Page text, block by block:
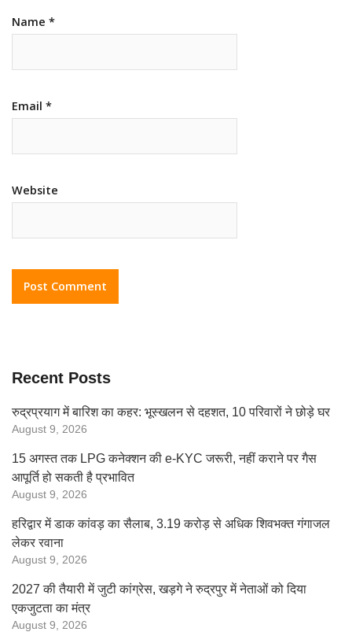
Name *
Email *
Website
Recent Posts
रुद्रप्रयाग में बारिश का कहर: भूस्खलन से दहशत, 10 परिवारों ने छोड़े घर
August 9, 2026
15 अगस्त तक LPG कनेक्शन की e-KYC जरूरी, नहीं कराने पर गैस
आपूर्ति हो सकती है प्रभावित
August 9, 2026
हरिद्वार में डाक कांवड़ का सैलाब, 3.19 करोड़ से अधिक शिवभक्त गंगाजल
लेकर रवाना
August 9, 2026
2027 की तैयारी में जुटी कांग्रेस, खड़गे ने रुद्रपुर में नेताओं को दिया
एकजुटता का मंत्र
August 9, 2026